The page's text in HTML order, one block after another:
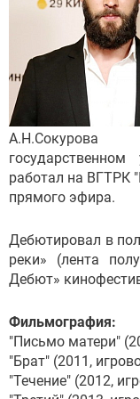
А.Н.Сокурова
работал на ВГТРК
прямого эфира.
Дебютировал в
реки» (лента
Дебют»
Фильмография:
"Письмо матери"
"Брат" (2011,
"Течение" (2012,